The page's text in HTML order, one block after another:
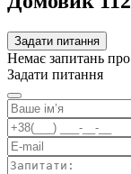
Задати питання
Немає запитань
Задати питання